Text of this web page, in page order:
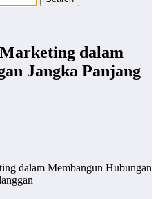
dalam
Jangka Panjang
dalam Membangun Hubungan